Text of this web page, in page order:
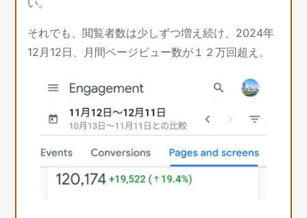
い。
それでも、閲覧者数は少しずつ増え続け、2024年
12月12日、月間ページビュー数が１２万回超え。